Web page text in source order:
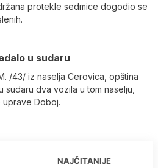
protekle sedmice dogodio se
u sudaru
/43/ iz naselja Cerovica, opština
sudaru dva vozila u tom naselju,
uprave Doboj.
NAJČITANIJE